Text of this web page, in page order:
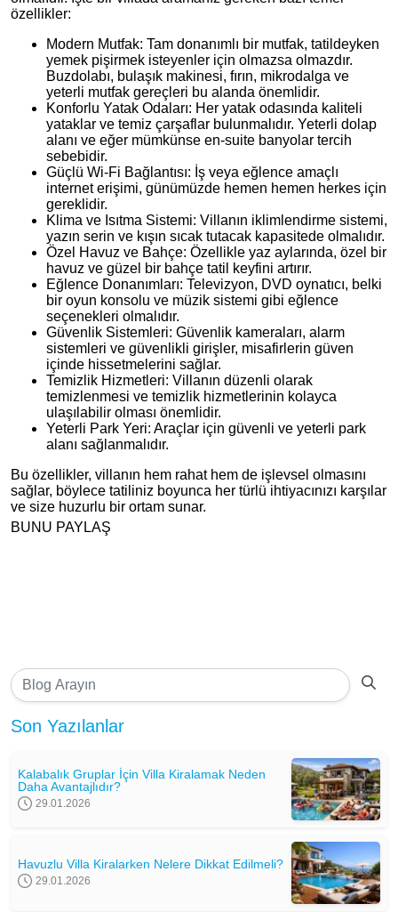
özellikler:
Modern Mutfak: Tam donanımlı bir mutfak, tatildeyken
yemek pişirmek isteyenler için olmazsa olmazdır.
Buzdolabı, bulaşık makinesi, fırın, mikrodalga ve
yeterli mutfak gereçleri bu alanda önemlidir.
Konforlu Yatak Odaları: Her yatak odasında kaliteli
yataklar ve temiz çarşaflar bulunmalıdır. Yeterli dolap
alanı ve eğer mümkünse en-suite banyolar tercih
sebebidir.
Güçlü Wi-Fi Bağlantısı: İş veya eğlence amaçlı
internet erişimi, günümüzde hemen hemen herkes için
gereklidir.
Klima ve Isıtma Sistemi: Villanın iklimlendirme sistemi,
yazın serin ve kışın sıcak tutacak kapasitede olmalıdır.
Özel Havuz ve Bahçe: Özellikle yaz aylarında, özel bir
havuz ve güzel bir bahçe tatil keyfini artırır.
Eğlence Donanımları: Televizyon, DVD oynatıcı, belki
bir oyun konsolu ve müzik sistemi gibi eğlence
seçenekleri olmalıdır.
Güvenlik Sistemleri: Güvenlik kameraları, alarm
sistemleri ve güvenlikli girişler, misafirlerin güven
içinde hissetmelerini sağlar.
Temizlik Hizmetleri: Villanın düzenli olarak
temizlenmesi ve temizlik hizmetlerinin kolayca
ulaşılabilir olması önemlidir.
Yeterli Park Yeri: Araçlar için güvenli ve yeterli park
alanı sağlanmalıdır.
Bu özellikler, villanın hem rahat hem de işlevsel olmasını
sağlar, böylece tatiliniz boyunca her türlü ihtiyacınızı karşılar
ve size huzurlu bir ortam sunar.
BUNU PAYLAŞ
Son Yazılanlar
Kalabalık Gruplar İçin Villa Kiralamak Neden
Daha Avantajlıdır?
29.01.2026
Havuzlu Villa Kiralarken Nelere Dikkat Edilmeli?
29.01.2026